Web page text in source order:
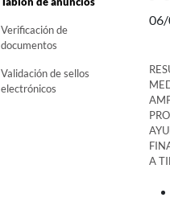
Verificación de
documentos
Validación de sellos
electrónicos
A